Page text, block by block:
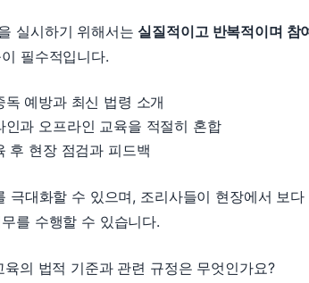
실시하기 위해서는 실질적이고 반복적이며 참
필수적입니다.
독 예방과 최신 법령 소개
인과 오프라인 교육을 적절히 혼합
후 현장 점검과 피드백
극대화할 수 있으며, 조리사들이 현장에서 보다
를 수행할 수 있습니다.
의 법적 기준과 관련 규정은 무엇인가요?